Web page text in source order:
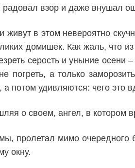
радовал взор и даже внушал
живут в этом невероятно
домишек. Как жаль, что
серость и уныние
погреть, а только
а потом удивляются: чего это
о своем, ангел, в котором
пролетал мимо очередного
окну.